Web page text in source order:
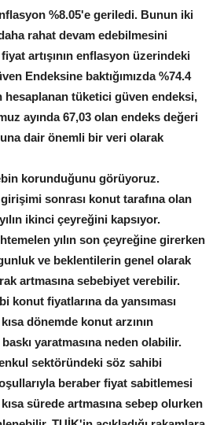
%8.05'e geriledi. Bunun iki
rahat devam edebilmesini
artışının enflasyon üzerindeki
Endeksine baktığımızda %74.4
tüketici güven endeksi,
ayında 67,03 olan endeks değeri
dair önemli bir veri olarak
korunduğunu görüyoruz.
sonrası konut tarafına olan
ikinci çeyreğini kapsıyor.
yılın son çeyreğine girerken
ve beklentilerin genel olarak
artmasına sebebiyet verebilir.
konut fiyatlarına da yansıması
dönemde konut arzının
yaratmasına neden olabilir.
sektöründeki söz sahibi
beraber fiyat sabitlemesi
sürede artmasına sebep olurken